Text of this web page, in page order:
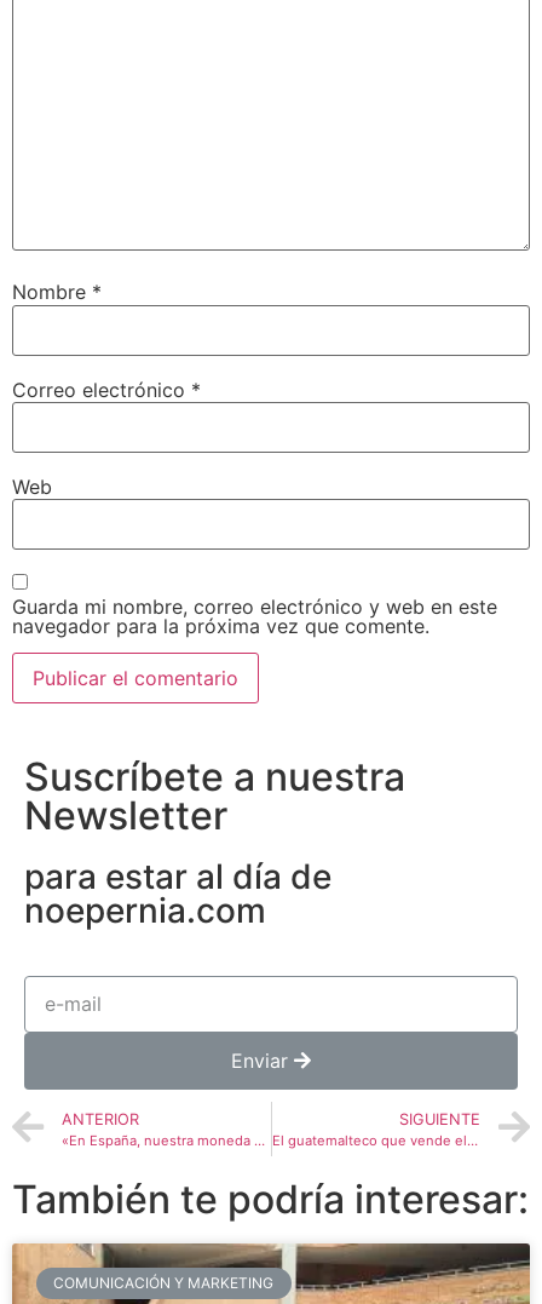
Nombre *
Correo electrónico *
Web
Guarda mi nombre, correo electrónico y web en este
navegador para la próxima vez que comente.
Suscríbete a nuestra
Newsletter
para estar al día de
noepernia.com
Enviar
ANTERIOR
«En España, nuestra moneda es la Arepa»
SIGUIENTE
El guatemalteco que vende el café como si fuese un vino exquisito
También te podría interesar:
COMUNICACIÓN Y MARKETING